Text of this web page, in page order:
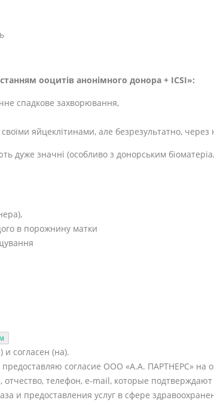
ооцитів анонімного донора + ICSI»:
спадкове захворювання,
яйцеклітинами, але безрезультатно, через
значні (особливо з донорським
в порожнину матки
согласен (на).
согласие ООО «А.А. ПАРТНЕРС»
телефон, е-mail, которые
и предоставления услуг в сфере